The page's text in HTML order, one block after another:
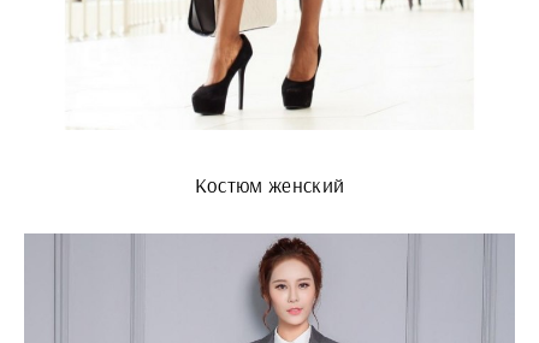
Костюм женский